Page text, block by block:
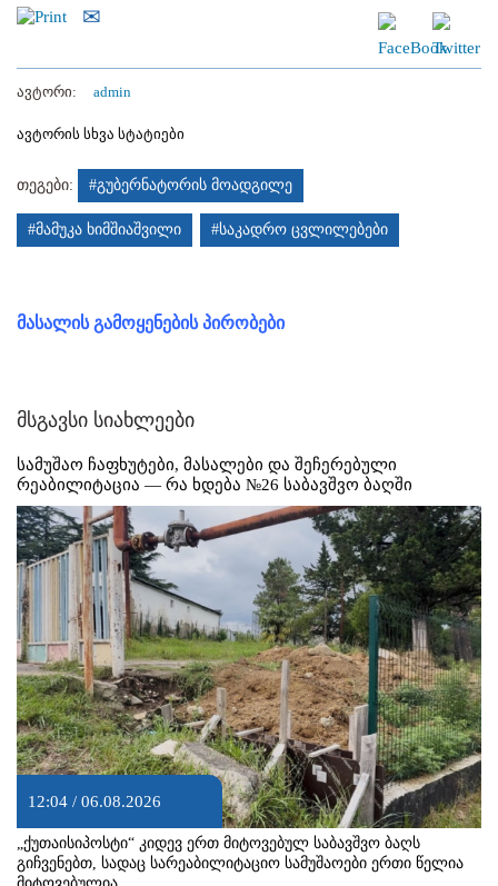
ავტორი: admin
ავტორის სხვა სტატიები
თეგები: #გუბერნატორის მოადგილე
#მამუკა ხიმშიაშვილი #საკადრო ცვლილებები
მასალის გამოყენების პირობები
მსგავსი სიახლეები
სამუშაო ჩაფხუტები, მასალები და შეჩერებული
რეაბილიტაცია — რა ხდება №26 საბავშვო ბაღში
12:04 / 06.08.2026
„ქუთაისიპოსტი“ კიდევ ერთ მიტოვებულ საბავშვო ბაღს
გიჩვენებთ, სადაც სარეაბილიტაციო სამუშაოები ერთი წელია